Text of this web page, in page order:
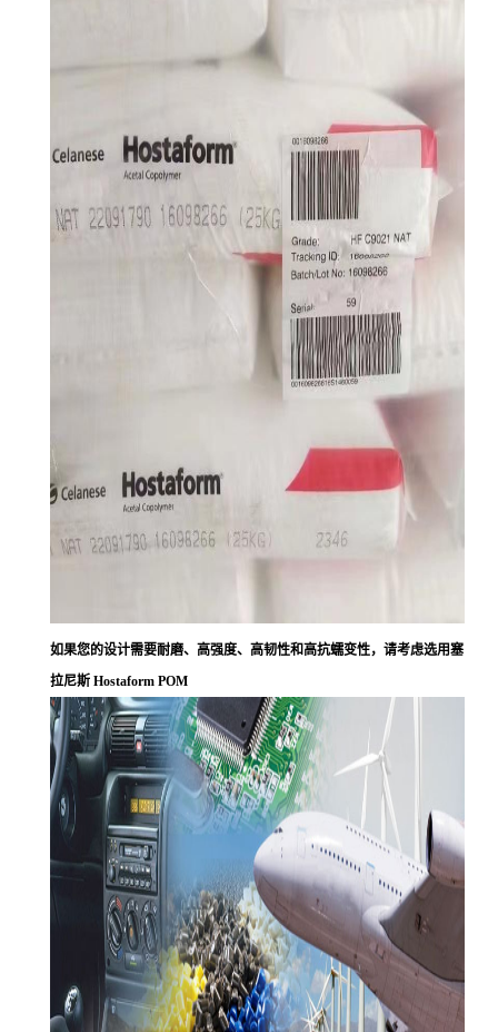
如果您的设计需要耐磨、高强度、高韧性和高抗蠕变性，请考虑选用塞
拉尼斯 Hostaform POM